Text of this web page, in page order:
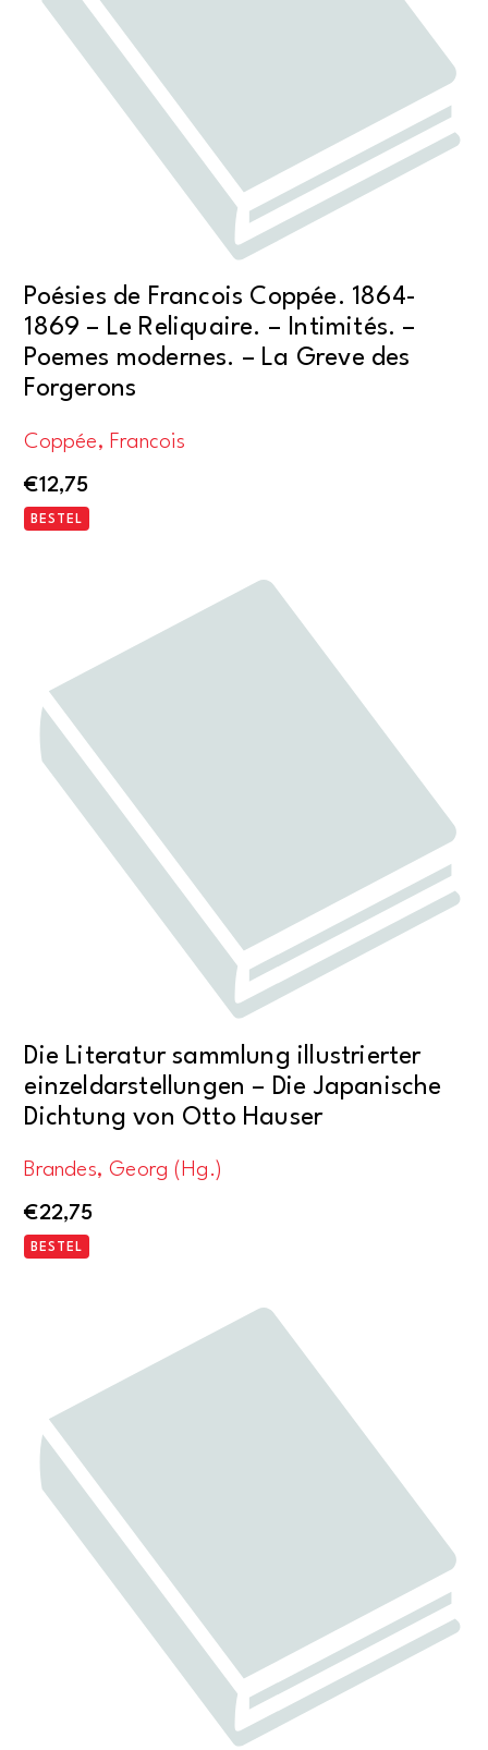
Poésies de Francois Coppée. 1864-
1869 – Le Reliquaire. – Intimités. –
Poemes modernes. – La Greve des
Forgerons
Coppée, Francois
€12,75
BESTEL
Die Literatur sammlung illustrierter
einzeldarstellungen – Die Japanische
Dichtung von Otto Hauser
Brandes, Georg (Hg.)
€22,75
BESTEL